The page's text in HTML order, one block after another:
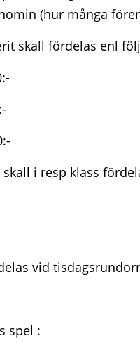
(hur många
skall fördelas enl
i resp klass
vid
spel :